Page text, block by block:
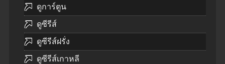
ดูการ์ตูน
ดูซีรีส์
ดูซีรีส์ฝรั่ง
ดูซีรีส์เกาหลี